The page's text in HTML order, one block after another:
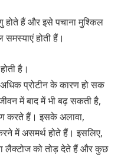
हैं और इसे पचाना मुश्किल
समस्याएं होती हैं।
है।
प्रोटीन के कारण हो सक
में बाद में भी बढ़ सकती है,
करते हैं। इसके अलावा,
में असमर्थ होते हैं। इसलिए,
लैक्टोज को तोड़ देते हैं और कुछ